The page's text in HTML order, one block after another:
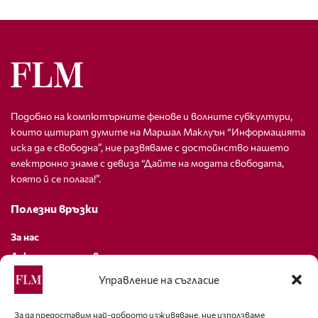
Управление на съгласие
За да предоставим най-доброто изживяване, ние използваме
Подобно на компютърните фенове и волните субкултури,
които цитират думите на Маршал Маклуън “Информацията
иска да е свободна”, ние развяваме с достойнство нашето
електронно знаме с девиза “Дайте на модата свободата,
която й се полага!”.
Полезни връзки
За нас
Декларация за поверителност
Политика за бисквитки
За контакти